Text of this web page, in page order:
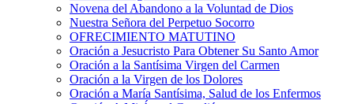
Novena del Abandono a la Voluntad de Dios
Nuestra Señora del Perpetuo Socorro
OFRECIMIENTO MATUTINO
Oración a Jesucristo Para Obtener Su Santo Amor
Oración a la Santísima Virgen del Carmen
Oración a la Virgen de los Dolores
Oración a María Santísima, Salud de los Enfermos